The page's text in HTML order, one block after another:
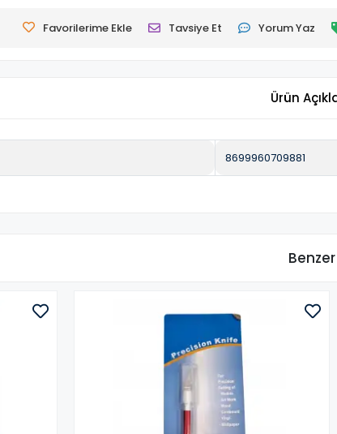
Favorilerime Ekle Tavsiye Et Yorum Yaz
Ürün
8699960709881